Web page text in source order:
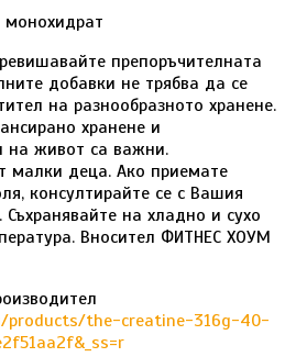
монохидрат
препоръчителната
добавки не трябва да се
на разнообразното хранене.
хранене и
на живот са важни.
малки деца. Ако приемате
консултирайте се с Вашия
на хладно и сухо
Вносител ФИТНЕС ХОУМ
the-creatine-316g-40-